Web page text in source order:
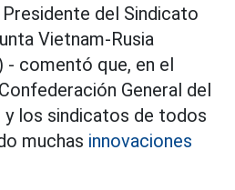
del Sindicato
Vietnam-Rusia
comentó que, en el
General del
y los sindicatos de todos
muchas innovaciones